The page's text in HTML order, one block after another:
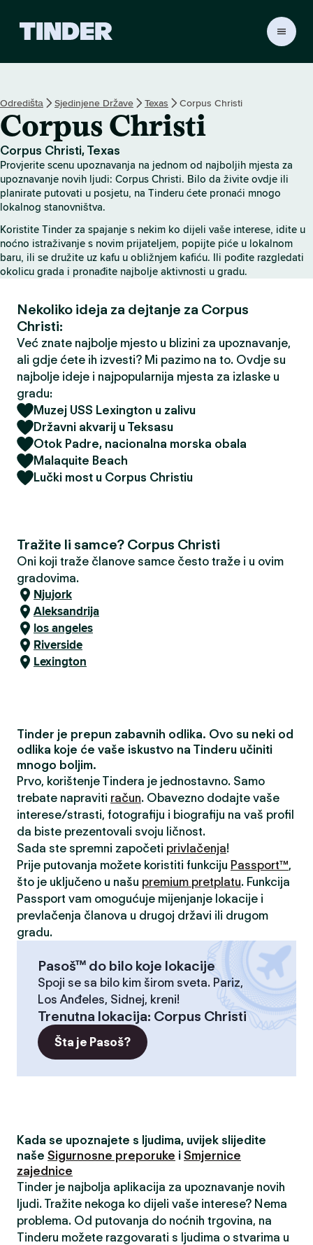
r
H
o
m
e
Odredištа Sjedinjene Države Texas Corpus Christi
Corpus Christi
Corpus Christi, Texas
Provjerite scenu upoznavanja na jednom od najboljih mjesta za
upoznavanje novih ljudi: Corpus Christi. Bilo da živite ovdje ili
planirate putovati u posjetu, na Tinderu ćete pronaći mnogo
lokalnog stanovništva.
Koristite Tinder za spajanje s nekim ko dijeli vaše interese, idite u
noćno istraživanje s novim prijateljem, popijte piće u lokalnom
baru, ili se družite uz kafu u obližnjem kafiću. Ili pođite razgledati
okolicu grada i pronađite najbolje aktivnosti u gradu.
Nekoliko ideja za dejtanje za Corpus
Christi:
Već znate najbolje mjesto u blizini za upoznavanje,
ali gdje ćete ih izvesti? Mi pazimo na to. Ovdje su
najbolje ideje i najpopularnija mjesta za izlaske u
gradu:
Muzej USS Lexington u zalivu
Državni akvarij u Teksasu
Otok Padre, nacionalna morska obala
Malaquite Beach
Lučki most u Corpus Christiu
Tražite li samce? Corpus Christi
Oni koji traže članove samce često traže i u ovim
gradovima.
Njujork
Aleksandrija
los angeles
Riverside
Lexington
Tinder je prepun zabavnih odlika. Ovo su neki od
odlika koje će vaše iskustvo na Tinderu učiniti
mnogo boljim.
Prvo, korištenje Tindera je jednostavno. Samo
trebate napraviti račun. Obavezno dodajte vaše
interese/strasti, fotografiju i biografiju na vaš profil
da biste prezentovali svoju ličnost.
Sada ste spremni započeti privlačenja!
Prije putovanja možete koristiti funkciju Passport™,
što je uključeno u našu premium pretplatu. Funkcija
Passport vam omogućuje mijenjanje lokacije i
prevlačenja članova u drugoj državi ili drugom
gradu.
Pasoš™ do bilo koje lokacije
Spoji se sa bilo kim širom sveta. Pariz,
Los Anđeles, Sidnej, kreni!
Trenutna lokacija: Corpus Christi
Šta je Pasoš?
Kada se upoznajete s ljudima, uvijek slijedite
naše Sigurnosne preporuke i Smjernice
zajednice
Tinder je najbolja aplikacija za upoznavanje novih
ljudi. Tražite nekoga ko dijeli vaše interese? Nema
problema. Od putovanja do noćnih trgovina, na
Tinderu možete razgovarati s ljudima o stvarima u